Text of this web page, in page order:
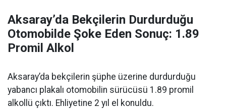
Aksaray’da Bekçilerin Durdurduğu
Otomobilde Şoke Eden Sonuç: 1.89
Promil Alkol
Aksaray’da bekçilerin şüphe üzerine durdurduğu
yabancı plakalı otomobilin sürücüsü 1.89 promil
alkollü çıktı. Ehliyetine 2 yıl el konuldu.